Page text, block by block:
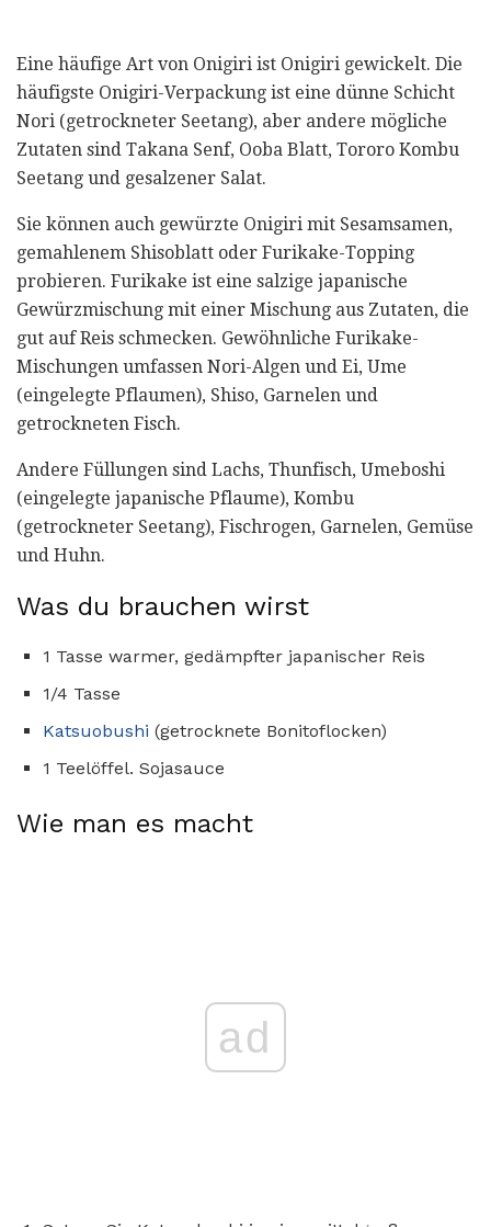
Eine häufige Art von Onigiri ist Onigiri gewickelt. Die
häufigste Onigiri-Verpackung ist eine dünne Schicht
Nori (getrockneter Seetang), aber andere mögliche
Zutaten sind Takana Senf, Ooba Blatt, Tororo Kombu
Seetang und gesalzener Salat.
Sie können auch gewürzte Onigiri mit Sesamsamen,
gemahlenem Shisoblatt oder Furikake-Topping
probieren. Furikake ist eine salzige japanische
Gewürzmischung mit einer Mischung aus Zutaten, die
gut auf Reis schmecken. Gewöhnliche Furikake-
Mischungen umfassen Nori-Algen und Ei, Ume
(eingelegte Pflaumen), Shiso, Garnelen und
getrockneten Fisch.
Andere Füllungen sind Lachs, Thunfisch, Umeboshi
(eingelegte japanische Pflaume), Kombu
(getrockneter Seetang), Fischrogen, Garnelen, Gemüse
und Huhn.
Was du brauchen wirst
1 Tasse warmer, gedämpfter japanischer Reis
1/4 Tasse
Katsuobushi (getrocknete Bonitoflocken)
1 Teelöffel. Sojasauce
Wie man es macht
ad